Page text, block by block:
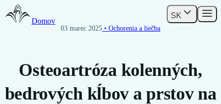
Domov
SK
03 marec 2025 • Ochorenia a liečba
Osteoartróza kolenných,
bedrových kĺbov a prstov na